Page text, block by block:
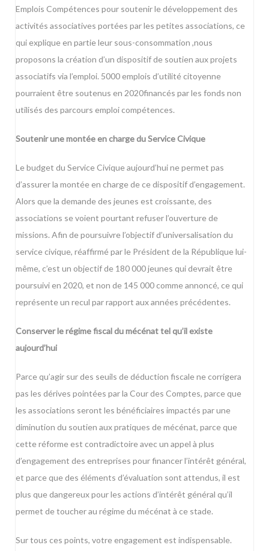
Emplois Compétences pour soutenir le développement des
activités associatives portées par les petites associations, ce
qui explique en partie leur sous-consommation ,nous
proposons la création d’un dispositif de soutien aux projets
associatifs via l’emploi. 5000 emplois d’utilité citoyenne
pourraient être soutenus en 2020financés par les fonds non
utilisés des parcours emploi compétences.
Soutenir une montée en charge du Service Civique
Le budget du Service Civique aujourd’hui ne permet pas
d’assurer la montée en charge de ce dispositif d’engagement.
Alors que la demande des jeunes est croissante, des
associations se voient pourtant refuser l’ouverture de
missions. Afin de poursuivre l’objectif d’universalisation du
service civique, réaffirmé par le Président de la République lui-
même, c’est un objectif de 180 000 jeunes qui devrait être
poursuivi en 2020, et non de 145 000 comme annoncé, ce qui
représente un recul par rapport aux années précédentes.
Conserver le régime fiscal du mécénat tel qu’il existe
aujourd’hui
Parce qu’agir sur des seuils de déduction fiscale ne corrigera
pas les dérives pointées par la Cour des Comptes, parce que
les associations seront les bénéficiaires impactés par une
diminution du soutien aux pratiques de mécénat, parce que
cette réforme est contradictoire avec un appel à plus
d’engagement des entreprises pour financer l’intérêt général,
et parce que des éléments d’évaluation sont attendus, il est
plus que dangereux pour les actions d’intérêt général qu’il
permet de toucher au régime du mécénat à ce stade.
Sur tous ces points, votre engagement est indispensable.